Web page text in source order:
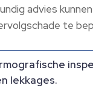
advies
te
lekkages.​